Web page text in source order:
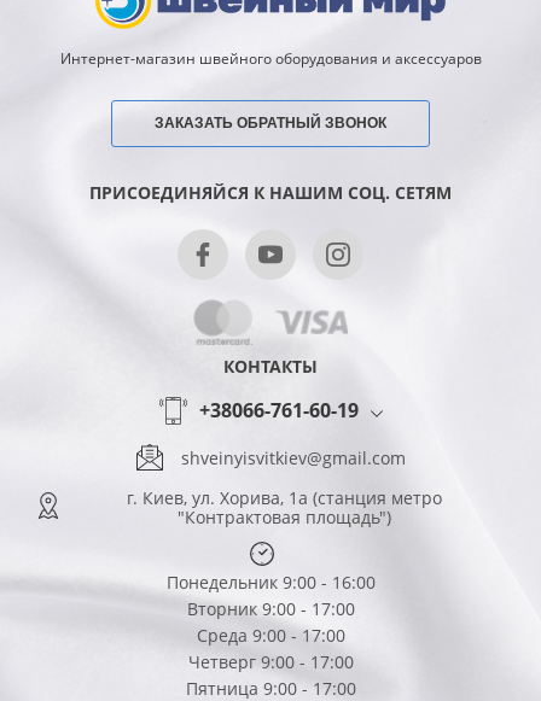
Интернет-магазин швейного оборудования и аксессуаров
ЗАКАЗАТЬ ОБРАТНЫЙ ЗВОНОК
ПРИСОЕДИНЯЙСЯ К НАШИМ СОЦ. СЕТЯМ
КОНТАКТЫ
+38066-761-60-19
shveinyisvitkiev@gmail.com
г. Киев, ул. Хорива, 1а (станция метро
"Контрактовая площадь")
Понедельник 9:00 - 16:00
Вторник 9:00 - 17:00
Среда 9:00 - 17:00
Четверг 9:00 - 17:00
Пятница 9:00 - 17:00